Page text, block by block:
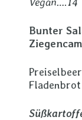
Bunter